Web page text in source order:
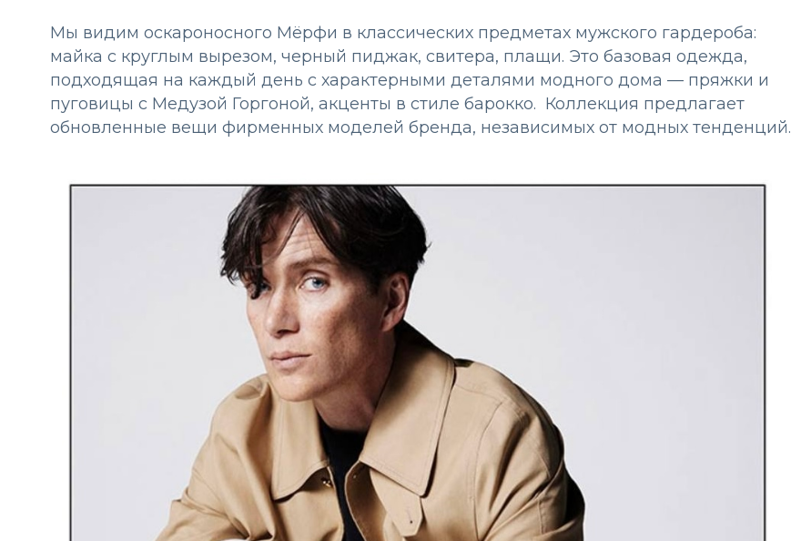
Мы видим оскароносного Мёрфи в классических предметах мужского гардероба:
майка с круглым вырезом, черный пиджак, свитера, плащи. Это базовая одежда,
подходящая на каждый день с характерными деталями модного дома — пряжки и
пуговицы с Медузой Горгоной, акценты в стиле барокко. Коллекция предлагает
обновленные вещи фирменных моделей бренда, независимых от модных тенденций.